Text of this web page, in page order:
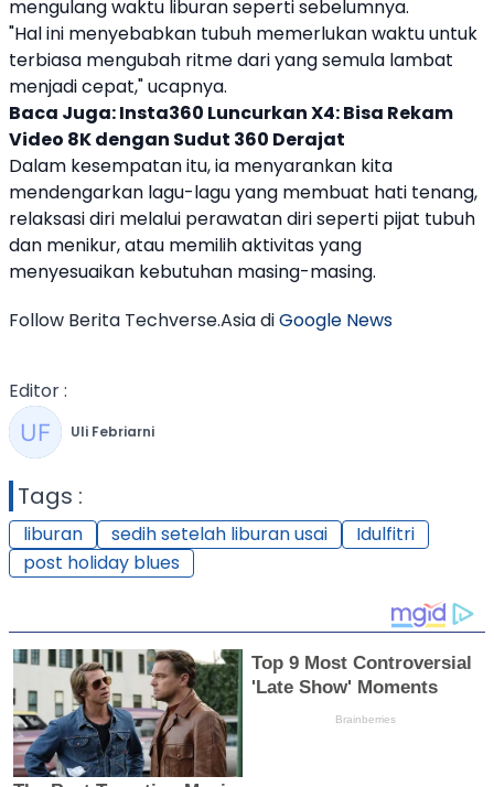
mengulang waktu liburanseperti sebelumnya.
"Hal ini menyebabkan tubuh memerlukan waktu untuk
terbiasa mengubah ritme dari yang semula lambat
menjadi cepat," ucapnya.
Baca Juga:Insta360 Luncurkan X4: Bisa Rekam
Video 8K dengan Sudut 360 Derajat
Dalam kesempatan itu, ia menyarankan kita
mendengarkan lagu-lagu yang membuat hati tenang,
relaksasi diri melalui perawatan diri seperti pijat tubuh
dan menikur, atau memilih aktivitas yang
menyesuaikan kebutuhan masing-masing.
Follow Berita Techverse.Asia diGoogle News
Editor :
Uli Febriarni
Tags :
liburan sedih setelah liburan usai
Idulfitri
post holiday blues